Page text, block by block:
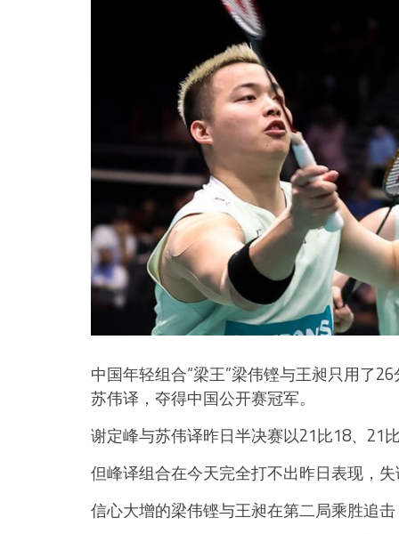
中国年轻组合“梁王”梁伟铿与王昶只用了26
苏伟译，夺得中国公开赛冠军。
谢定峰与苏伟译昨日半决赛以21比18、 21
但峰译组合在今天完全打不出昨日表现，
信心大增的梁伟铿与王昶在第二局乘胜追